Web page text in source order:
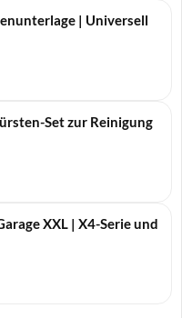
| Universell
Set zur Reinigung
XXL | X4-Serie und